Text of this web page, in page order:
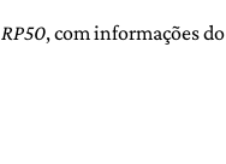
, com informações do